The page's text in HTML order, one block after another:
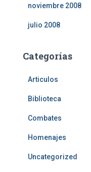
noviembre 2008
julio 2008
Categorías
Articulos
Biblioteca
Combates
Homenajes
Uncategorized